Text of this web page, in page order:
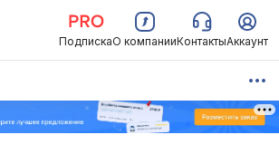
ПодпискаО компанииКонтактыАккаунт